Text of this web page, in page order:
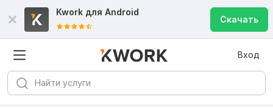
Kwork для Android
Скачать
Вход